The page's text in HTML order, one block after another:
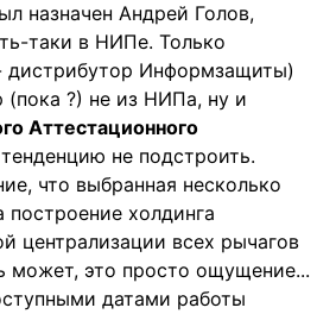
назначен Андрей Голов,
таки в НИПе. Только
дистрибутор Информзащиты)
(пока ?) не из НИПа, ну и
Аттестационного
не подстроить.
что выбранная несколько
построение холдинга
централизации всех рычагов
может, это просто ощущение...
датами работы